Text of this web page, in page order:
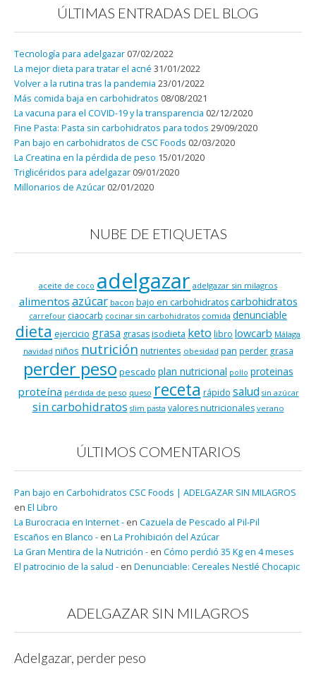
ÚLTIMAS ENTRADAS DEL BLOG
Tecnología para adelgazar 07/02/2022
La mejor dieta para tratar el acné 31/01/2022
Volver a la rutina tras la pandemia 23/01/2022
Más comida baja en carbohidratos 08/08/2021
La vacuna para el COVID-19 y la transparencia 02/12/2020
Fine Pasta: Pasta sin carbohidratos para todos 29/09/2020
Pan bajo en carbohidratos de CSC Foods 02/03/2020
La Creatina en la pérdida de peso 15/01/2020
Triglicéridos para adelgazar 09/01/2020
Millonarios de Azúcar 02/01/2020
NUBE DE ETIQUETAS
aceite de coco adelgazar adelgazar sin milagros
alimentos azúcar bacon bajo en carbohidratos carbohidratos
carrefour ciaocarb cocinar sin carbohidratos comida denunciable
dieta ejercicio grasa grasasisodieta keto libro lowcarb Málaga
navidad niños nutrición nutrientes obesidad pan perder grasa
perder peso pescado plan nutricional pollo proteinas
proteína pérdida de peso queso receta rápido salud sin azúcar
sin carbohidratos slim pasta valores nutricionales verano
ÚLTIMOS COMENTARIOS
Pan bajo en Carbohidratos CSC Foods | ADELGAZAR SIN MILAGROS
en El Libro
La Burocracia en Internet - en Cazuela de Pescado al Pil-Pil
Escaños en Blanco - en La Prohibición del Azúcar
La Gran Mentira de la Nutrición - en Cómo perdió 35 Kg en 4 meses
El patrocinio de la salud - en Denunciable: Cereales Nestlé Chocapic
ADELGAZAR SIN MILAGROS
Adelgazar, perder peso